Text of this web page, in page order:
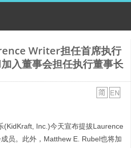
Writer担任首席执行
入董事会担任执行董事长
(KidKraft, Inc.)今天宣布提拔Laurence
员。此外，Matthew E. Rubel也将加